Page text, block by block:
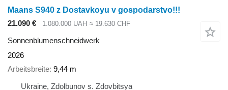
Maans S940 z Dostavkoyu v gospodarstvo!!!
21.090 €
1.080.000 UAH ≈ 19.630 CHF
Sonnenblumenschneidwerk
2026
Arbeitsbreite 9,44 m
Ukraine, Zdolbunov s. Zdovbitsya